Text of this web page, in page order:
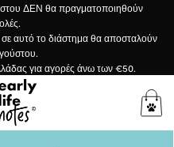
ΔΕΝ θα πραγματοποιηθούν
αυτό το διάστημα θα αποσταλούν
για αγορές άνω των €50.